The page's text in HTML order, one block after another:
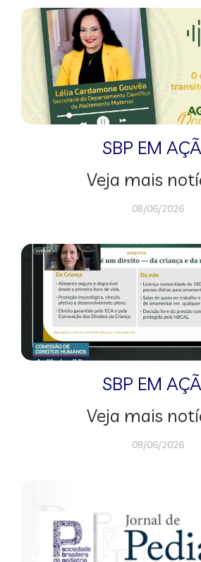
SBP EM
Veja mais
08/06/2026
SBP EM
Veja mais
08/06/2026